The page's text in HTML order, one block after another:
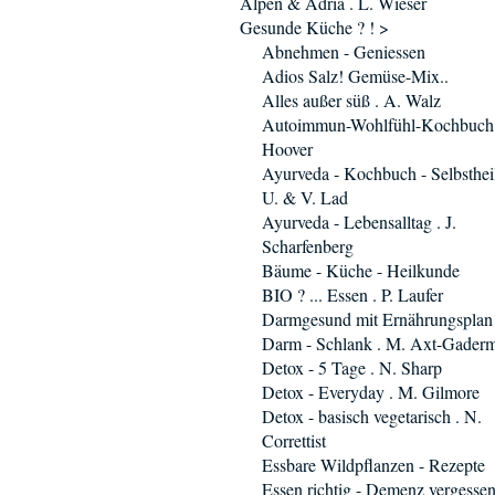
Gesunde Küche ? ! >
Abnehmen - Geniessen
Adios Salz! Gemüse-Mix..
Alles außer süß . A. Walz
Autoimmun-Wohlfühl-
Hoover
Ayurveda - Kochbuch -
U. & V. Lad
Ayurveda - Lebensalltag . J.
Scharfenberg
Bäume - Küche - Heilkunde
BIO ? ... Essen . P. Laufer
Darmgesund mit Ernährungsplan
Darm - Schlank . M. Axt-
Detox - 5 Tage . N. Sharp
Detox - Everyday . M. Gilmore
Detox - basisch vegetarisch . N.
Correttist
Essbare Wildpflanzen - Rezepte
Essen richtig - Demenz vergessen